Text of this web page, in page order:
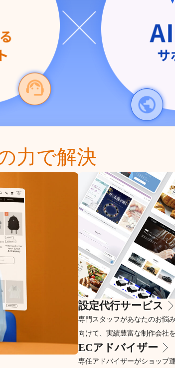
力で解決
設定代行サービス
専門スタッフがあなたのお悩
向けて、実績豊富な制作会社
ECアドバイザー
専任アドバイザーがショップ